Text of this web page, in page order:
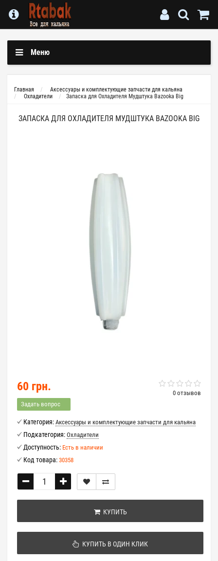
Меню
Главная
Аксессуары и комплектующие запчасти для кальяна
Охладители
Запаска для Охладителя Мудштука Bazooka Big
ЗАПАСКА ДЛЯ ОХЛАДИТЕЛЯ МУДШТУКА BAZOOKA BIG
0 отзывов
60 грн.
Задать вопрос
Категория: Аксессуары и комплектующие запчасти для кальяна
Подкатегория: Охладители
Доступность: Есть в наличии
Код товара: 30358
КУПИТЬ
КУПИТЬ В ОДИН КЛИК